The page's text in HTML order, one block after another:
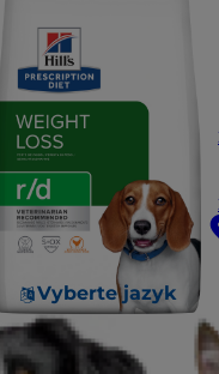
Vyberte jazyk